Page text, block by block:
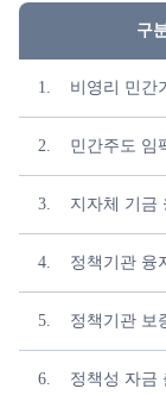
구
1. 비영리 민간
2. 민간주도 임
3. 지자체 기금
4. 정책기관 융
5. 정책기관 보
6. 정책성 자금